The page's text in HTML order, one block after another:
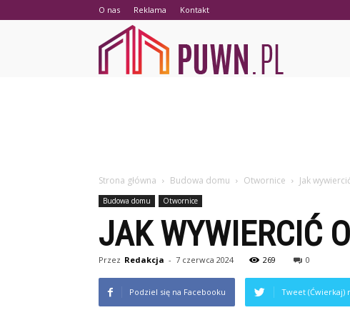
O nas Reklama Kontakt
Strona główna Budowa domu Otwornice Jak
Budowa domu Otwornice
JAK WYWIERCIĆ
Przez Redakcja - 7 czerwca 2024 269 0
Podziel się na Facebooku Tweet (Ćwierkaj)